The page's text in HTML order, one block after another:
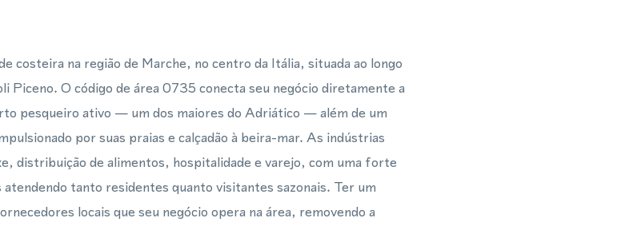
costeira na região de Marche, no centro da Itália, situada ao longo
Piceno. O código de área 0735 conecta seu negócio diretamente a
pesqueiro ativo — um dos maiores do Adriático — além de um
por suas praias e calçadão à beira-mar. As indústrias
distribuição de alimentos, hospitalidade e varejo, com uma forte
atendendo tanto residentes quanto visitantes sazonais. Ter um
locais que seu negócio opera na área, removendo a